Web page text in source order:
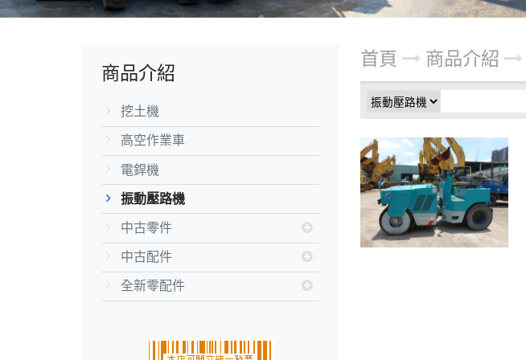
商品介紹
挖土機
高空作業車
電銲機
振動壓路機
中古零件
中古配件
全新零配件
首頁 商品介紹